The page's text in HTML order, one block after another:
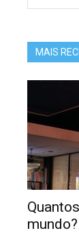
MAIS
mundo?